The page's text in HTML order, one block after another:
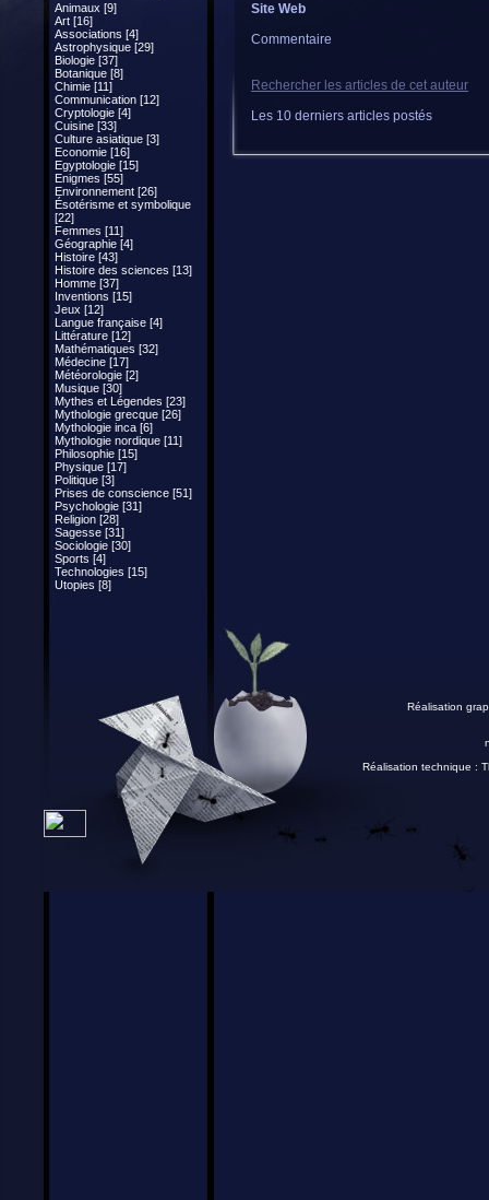
Animaux [9]
Art [16]
Associations [4]
Astrophysique [29]
Biologie [37]
Botanique [8]
Chimie [11]
Communication [12]
Cryptologie [4]
Cuisine [33]
Culture asiatique [3]
Economie [16]
Egyptologie [15]
Enigmes [55]
Environnement [26]
Ésotérisme et symbolique
[22]
Femmes [11]
Géographie [4]
Histoire [43]
Histoire des sciences [13]
Homme [37]
Inventions [15]
Jeux [12]
Langue française [4]
Littérature [12]
Mathématiques [32]
Médecine [17]
Météorologie [2]
Musique [30]
Mythes et Légendes [23]
Mythologie grecque [26]
Mythologie inca [6]
Mythologie nordique [11]
Philosophie [15]
Physique [17]
Politique [3]
Prises de conscience [51]
Psychologie [31]
Religion [28]
Sagesse [31]
Sociologie [30]
Sports [4]
Technologies [15]
Utopies [8]
Site Web
Commentaire
Rechercher les articles de cet auteur
Les 10 derniers articles postés
Réalisation
Réalisation technique :